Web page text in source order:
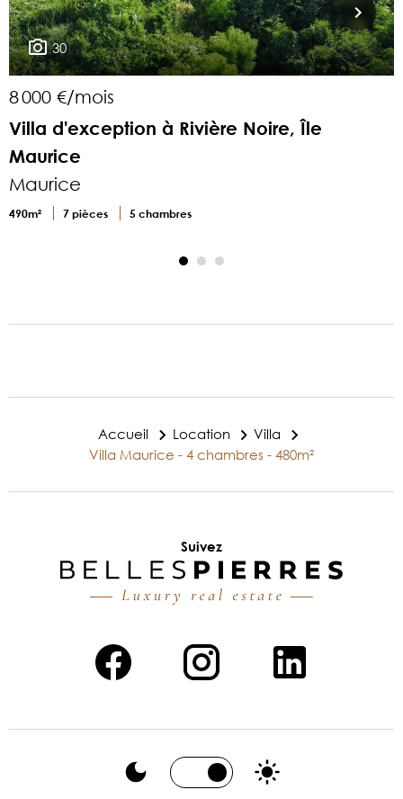
30
8 000 €/mois
Villa d'exception à Rivière Noire, Île
Maurice
Maurice
490m² 7 pièces 5 chambres
Accueil Location
Villa
Villa Maurice - 4 chambres - 480m²
Suivez